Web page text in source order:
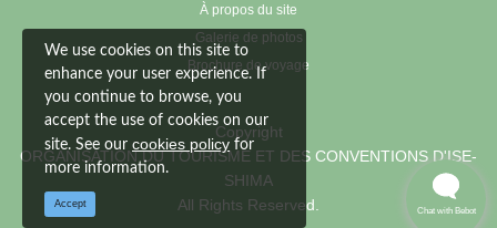
À propos du site
Galerie de photos
Brochure de voyage
Copyright
ORGANISATION DU TOURISME ET DES CONVENTIONS D'ISE-
SHIMA
All Rights Reserved.
We use cookies on this site to
enhance your user experience. If
you continue to browse, you
accept the use of cookies on our
site. See our cookies policy for
more information.
Accept
Chat with Bebot